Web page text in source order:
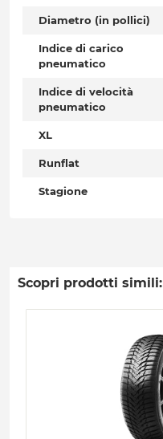
Diametro (in pollici)
Indice di carico
pneumatico
Indice di velocità
pneumatico
XL
Runflat
Stagione
Scopri prodotti simili: